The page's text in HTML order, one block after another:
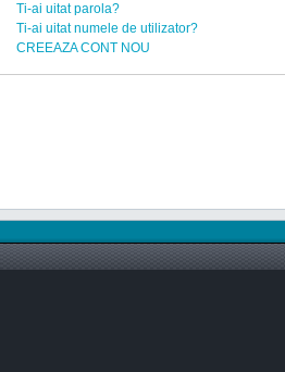
Ti-ai uitat parola?
Ti-ai uitat numele de utilizator?
CREEAZA CONT NOU